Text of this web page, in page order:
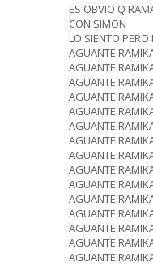
ES OBVIO Q
CON SIMON
LO SIENTO PERO
AGUANTE
AGUANTE
AGUANTE
AGUANTE
AGUANTE
AGUANTE
AGUANTE
AGUANTE
AGUANTE
AGUANTE
AGUANTE
AGUANTE
AGUANTE
AGUANTE
AGUANTE